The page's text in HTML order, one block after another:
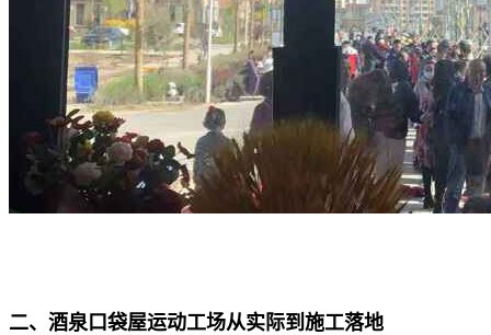
二、酒泉口袋屋运动工场从实际到施工落地